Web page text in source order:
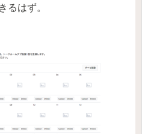
るはず。